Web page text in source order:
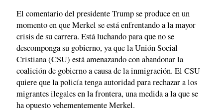
El comentario del presidente Trump se produce en un
momento en que Merkel se está enfrentando a la mayor
crisis de su carrera. Está luchando para que no se
descomponga su gobierno, ya que la Unión Social
Cristiana (CSU) está amenazando con abandonar la
coalición de gobierno a causa de la inmigración. El CSU
quiere que la policía tenga autoridad para rechazar a los
migrantes ilegales en la frontera, una medida a la que se
ha opuesto vehementemente Merkel.